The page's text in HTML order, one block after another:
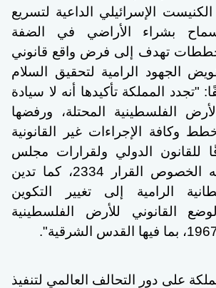
الإسرائيلي الداعية لتسريع
بشراء الأراضي في الضفة
تهدف إلى فرض واقع قانوني
الجهود الرامية لتحقيق السلام
"تجدد المملكة تأكيدها أنه لا سيادة
الفلسطينية المحتلة، ورفضها
وكافة الإجراءات غير القانونية
للقانون الدولي ولقرارات مجلس
الأمن، وعلى وجه الخصوص القرار 2334، كما تدين
الرامية إلى تغيير التكوين
القانوني للأرض الفلسطينية
على دور التحالف العالمي لتنفيذ